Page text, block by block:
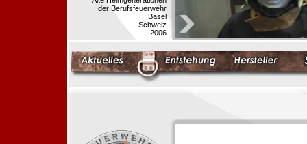
der Berufsfeuerwehr
Basel
Schweiz
2006